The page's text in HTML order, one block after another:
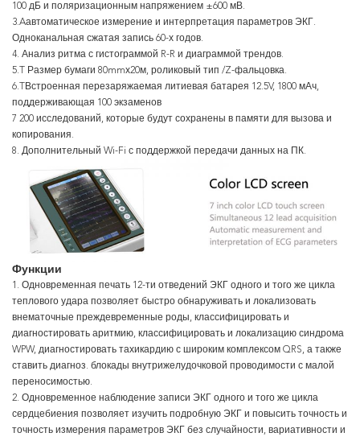
100 дБ и поляризационным напряжением ±600 мВ.
3.Aавтоматическое измерение и интерпретация параметров ЭКГ.
Одноканальная сжатая запись 60-х годов.
4. Анализ ритма с гистограммой R-R и диаграммой трендов.
5.T Размер бумаги 80mmх20м, роликовый тип /Z-фальцовка.
6.TВстроенная перезаряжаемая литиевая батарея 12.5V, 1800 мАч,
поддерживающая 100 экзаменов
7 200 исследований, которые будут сохранены в памяти для вызова и
копирования.
8. Дополнительный Wi-Fi с поддержкой передачи данных на ПК.
Функции
1. Одновременная печать 12-ти отведений ЭКГ одного и того же цикла
теплового удара позволяет быстро обнаруживать и локализовать
внематочные преждевременные роды, классифицировать и
диагностировать аритмию, классифицировать и локализацию синдрома
WPW, диагностировать тахикардию с широким комплексом QRS, а также
ставить диагноз. блокады внутрижелудочковой проводимости с малой
переносимостью.
2. Одновременное наблюдение записи ЭКГ одного и того же цикла
сердцебиения позволяет изучить подробную ЭКГ и повысить точность и
точность измерения параметров ЭКГ без случайности, вариативности и